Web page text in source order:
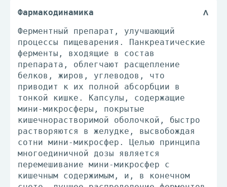
Фармакодинамика
Ферментный препарат, улучшающий
процессы пищеварения. Панкреатические
ферменты, входящие в состав
препарата, облегчают расщепление
белков, жиров, углеводов, что
приводит к их полной абсорбции в
тонкой кишке. Капсулы, содержащие
мини-микросферы, покрытые
кишечнорастворимой оболочкой, быстро
растворяются в желудке, высвобождая
сотни мини-микросфер. Целью принципа
многоединичной дозы является
перемешивание мини-микросфер с
кишечным содержимым, и, в конечном